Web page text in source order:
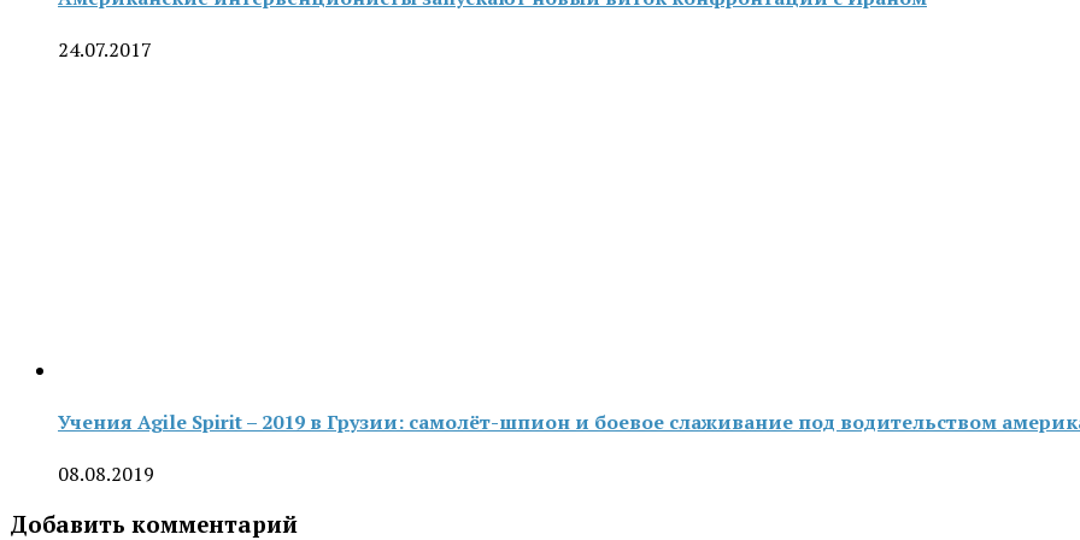
24.07.2017
Учения Agile Spirit – 2019 в Грузии: самолёт-шпион и боевое слаживание под водительством
08.08.2019
Добавить комментарий